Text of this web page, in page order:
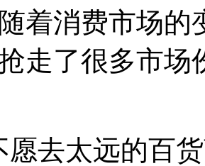
着消费市场的
走了很多市
愿去太远的百